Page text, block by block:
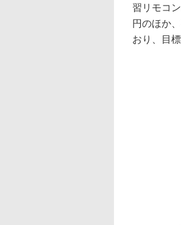
習リモコ
円のほか
おり、目